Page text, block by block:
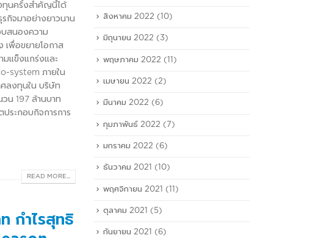
ทุนครั้งสำคัญนี้ได้
กิจมาอย่างยาวนาน
บสนองความ
เพื่อขยายโอกาส
มแข็งแกร่งและ
system ภายใน
ลงทุนใน บริษัท
น 197 ล้านบาท
ระกอบกิจการการ
READ MORE...
กำไรสุทธิ
สิงหาคม 2022 (10)
มิถุนายน 2022 (3)
พฤษภาคม 2022 (11)
เมษายน 2022 (2)
มีนาคม 2022 (6)
กุมภาพันธ์ 2022 (7)
มกราคม 2022 (6)
ธันวาคม 2021 (10)
พฤศจิกายน 2021 (11)
ตุลาคม 2021 (5)
กันยายน 2021 (6)